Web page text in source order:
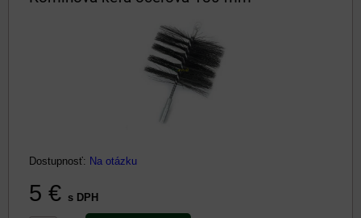
Dostupnosť: Na otázku
5 € s DPH